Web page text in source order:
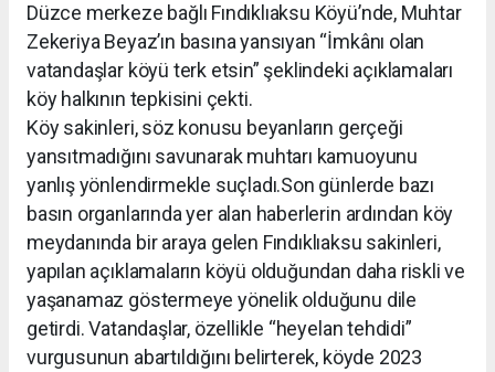
Düzce merkeze bağlı Fındıklıaksu Köyü’nde, Muhtar
Zekeriya Beyaz’ın basına yansıyan “İmkânı olan
vatandaşlar köyü terk etsin” şeklindeki açıklamaları
köy halkının tepkisini çekti.
Köy sakinleri, söz konusu beyanların gerçeği
yansıtmadığını savunarak muhtarı kamuoyunu
yanlış yönlendirmekle suçladı.Son günlerde bazı
basın organlarında yer alan haberlerin ardından köy
meydanında bir araya gelen Fındıklıaksu sakinleri,
yapılan açıklamaların köyü olduğundan daha riskli ve
yaşanamaz göstermeye yönelik olduğunu dile
getirdi. Vatandaşlar, özellikle “heyelan tehdidi”
vurgusunun abartıldığını belirterek, köyde 2023